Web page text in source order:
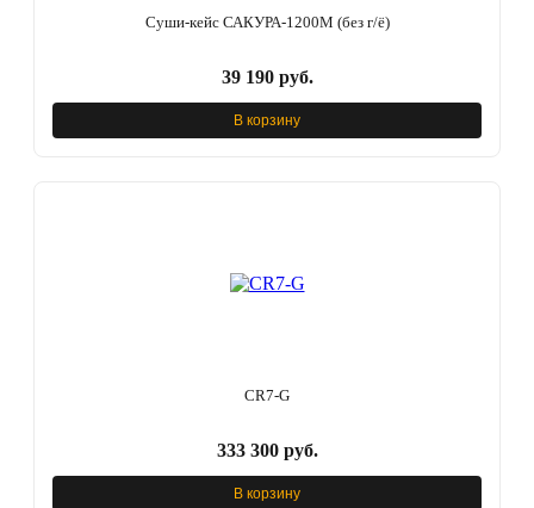
Суши-кейс САКУРА-1200М (без г/ё)
39 190 руб.
В корзину
CR7-G
333 300 руб.
В корзину